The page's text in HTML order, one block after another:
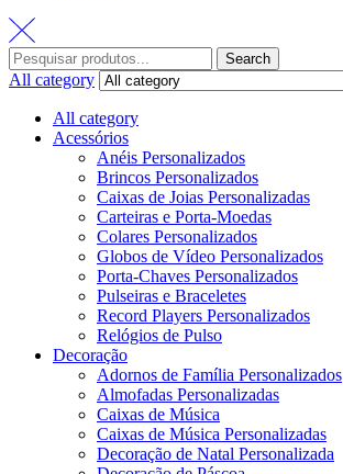
Search
All category
All category
Acessórios
Anéis Personalizados
Brincos Personalizados
Caixas de Joias Personalizadas
Carteiras e Porta-Moedas
Colares Personalizados
Globos de Vídeo Personalizados
Porta-Chaves Personalizados
Pulseiras e Braceletes
Record Players Personalizados
Relógios de Pulso
Decoração
Adornos de Família Personalizados
Almofadas Personalizadas
Caixas de Música
Caixas de Música Personalizadas
Decoração de Natal Personalizada